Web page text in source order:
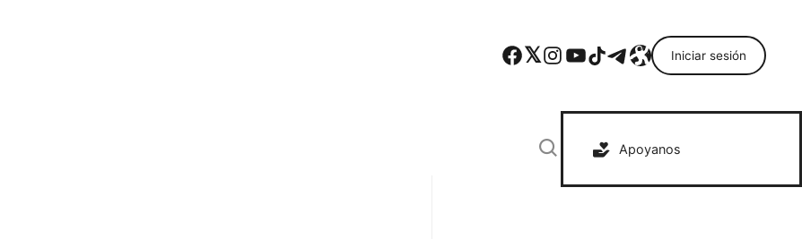
Facebook Twitter Instagram YouTube TikTok Telegram Enlace Iniciar sesión
Apoyanos